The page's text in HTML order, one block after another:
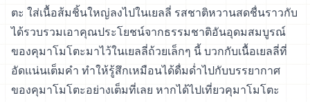
ตะ ใส่เนื้อส้มชิ้นใหญ่ลงไปในเยลลี่ รสชาติหวานสดชื่นราวกับ
ได้รวบรวมเอาคุณประโยชน์จากธรรมชาติอันอุดมสมบูรณ์
ของคุมาโมโตะมาไว้ในเยลลี่ถ้วยเล็กๆ นี้ บวกกับเนื้อเยลลี่ที่
อัดแน่นเต็มคำ ทำให้รู้สึกเหมือนได้ดื่มด่ำไปกับบรรยากาศ
ของคุมาโมโตะอย่างเต็มที่เลย หากได้ไปเที่ยวคุมาโมโตะ